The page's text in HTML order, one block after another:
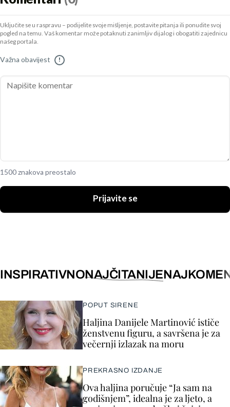
Uključite se u raspravu – podijelite svoje mišljenje, postavite pitanja ili ponudite svoj
pogled na temu. Vaš komentar može potaknuti zanimljiv dijalog i obogatiti zajednicu
našeg portala.
Važna obavijest !
1500 znakova preostalo
Prijavite se
INSPIRATIVNONAJČITANIJE
POPUT SIRENE
Haljina Danijele Martinović ističe
ženstvenu figuru, a savršena je za
večernji izlazak na moru
PREKRASNO IZDANJE
Ova haljina poručuje “Ja sam na
godišnjem”, idealna je za ljeto, a